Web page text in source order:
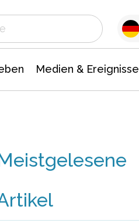
Medien & Ereignisse